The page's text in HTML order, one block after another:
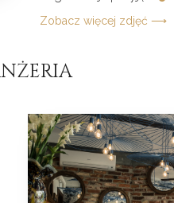
Zobacz więcej zdjęć ⟶